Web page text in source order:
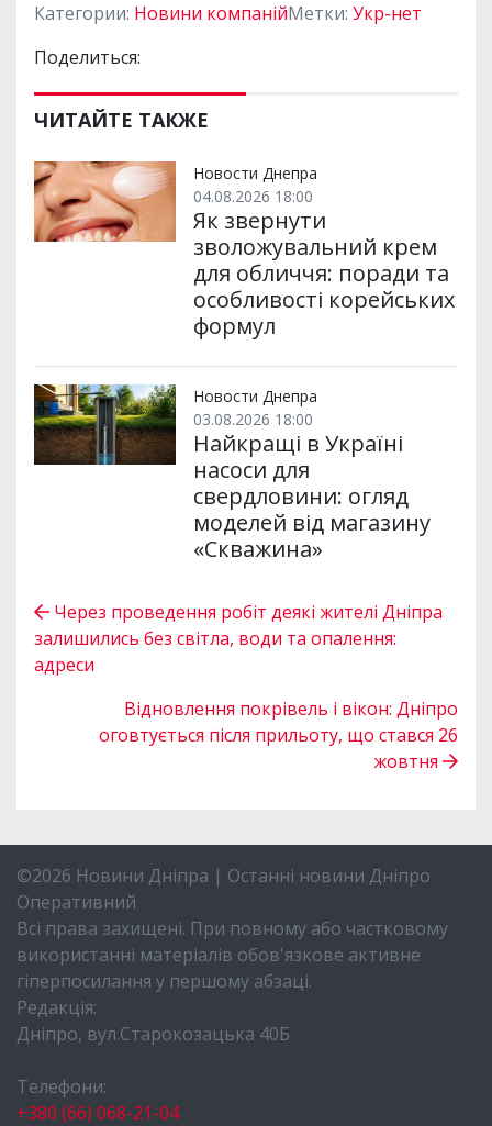
Категории: Новини компанійМетки: Укр-нет
Поделиться:
ЧИТАЙТЕ ТАКЖЕ
Новости Днепра
04.08.2026 18:00
Як звернути
зволожувальний крем
для обличчя: поради та
особливості корейських
формул
Новости Днепра
03.08.2026 18:00
Найкращі в Україні
насоси для
свердловини: огляд
моделей від магазину
«Скважина»
Через проведення робіт деякі жителі Дніпра
залишились без світла, води та опалення:
адреси
Відновлення покрівель і вікон: Дніпро
оговтується після прильоту, що стався 26
жовтня
©2026 Новини Дніпра | Останні новини Дніпро
Оперативний
Всі права захищені. При повному або частковому
використанні матеріалів обов'язкове активне
гіперпосилання у першому абзаці.
Редакція:
Дніпро, вул.Старокозацька 40Б
Телефони:
+380 (66) 068-21-04